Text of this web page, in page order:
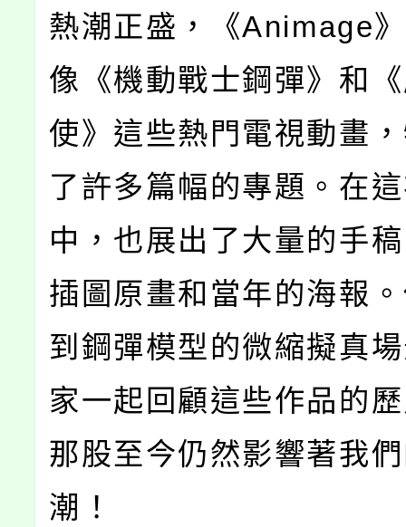
熱潮正盛，《Animage
像《機動戰士鋼彈》和
使》這些熱門電視動畫
了許多篇幅的專題。在
中，也展出了大量的手
插圖原畫和當年的海報
到鋼彈模型的微縮擬真
家一起回顧這些作品的
那股至今仍然影響著我
潮！